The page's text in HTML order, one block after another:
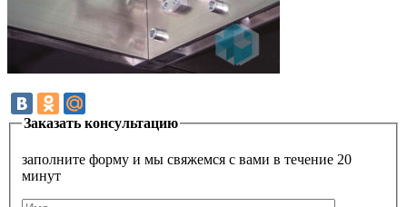
Заказать консультацию
заполните форму и мы свяжемся с вами в течение 20
минут